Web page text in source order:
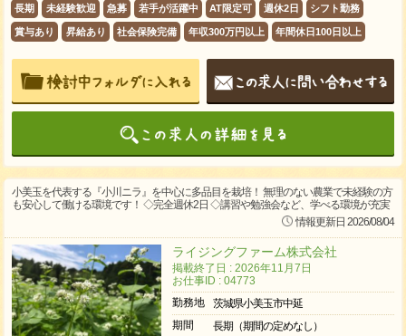
長期 未経験歓迎 急募 若手が活躍中 AT限定可 週休2日 シフト勤務
賞与あり 昇給あり 社会保険完備 年収300万円以上 年間休日100日以上
小美玉を代表する『小川ニラ』を中心に多品目を栽培！ 無理のない農業で未経験の方
も安心して働ける環境です！ ◇完全週休2日 ◇講習や勉強会など、学べる環境が充実
情報更新日 2026/08/04
ライジングファーム株式会社
掲載終了日 : 2026年11月7日
お仕事ID : 04773
勤務地
茨城県小美玉市中延
期間
長期（期間の定めなし）